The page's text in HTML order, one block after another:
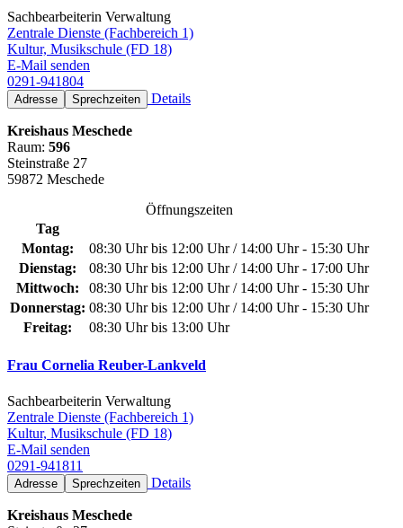
Sachbearbeiterin Verwaltung
Zentrale Dienste (Fachbereich 1)
Kultur, Musikschule (FD 18)
E-Mail senden
0291-941804
Adresse Sprechzeiten Details
Kreishaus Meschede
Raum: 596
Steinstraße 27
59872 Meschede
Öffnungszeiten
Tag
Montag:
08:30 Uhr bis 12:00 Uhr / 14:00 Uhr - 15:30 Uhr
Dienstag:
08:30 Uhr bis 12:00 Uhr / 14:00 Uhr - 17:00 Uhr
Mittwoch:
08:30 Uhr bis 12:00 Uhr / 14:00 Uhr - 15:30 Uhr
Donnerstag: 08:30 Uhr bis 12:00 Uhr / 14:00 Uhr - 15:30 Uhr
Freitag:
08:30 Uhr bis 13:00 Uhr
Frau Cornelia Reuber-Lankveld
Sachbearbeiterin Verwaltung
Zentrale Dienste (Fachbereich 1)
Kultur, Musikschule (FD 18)
E-Mail senden
0291-941811
Adresse Sprechzeiten Details
Kreishaus Meschede